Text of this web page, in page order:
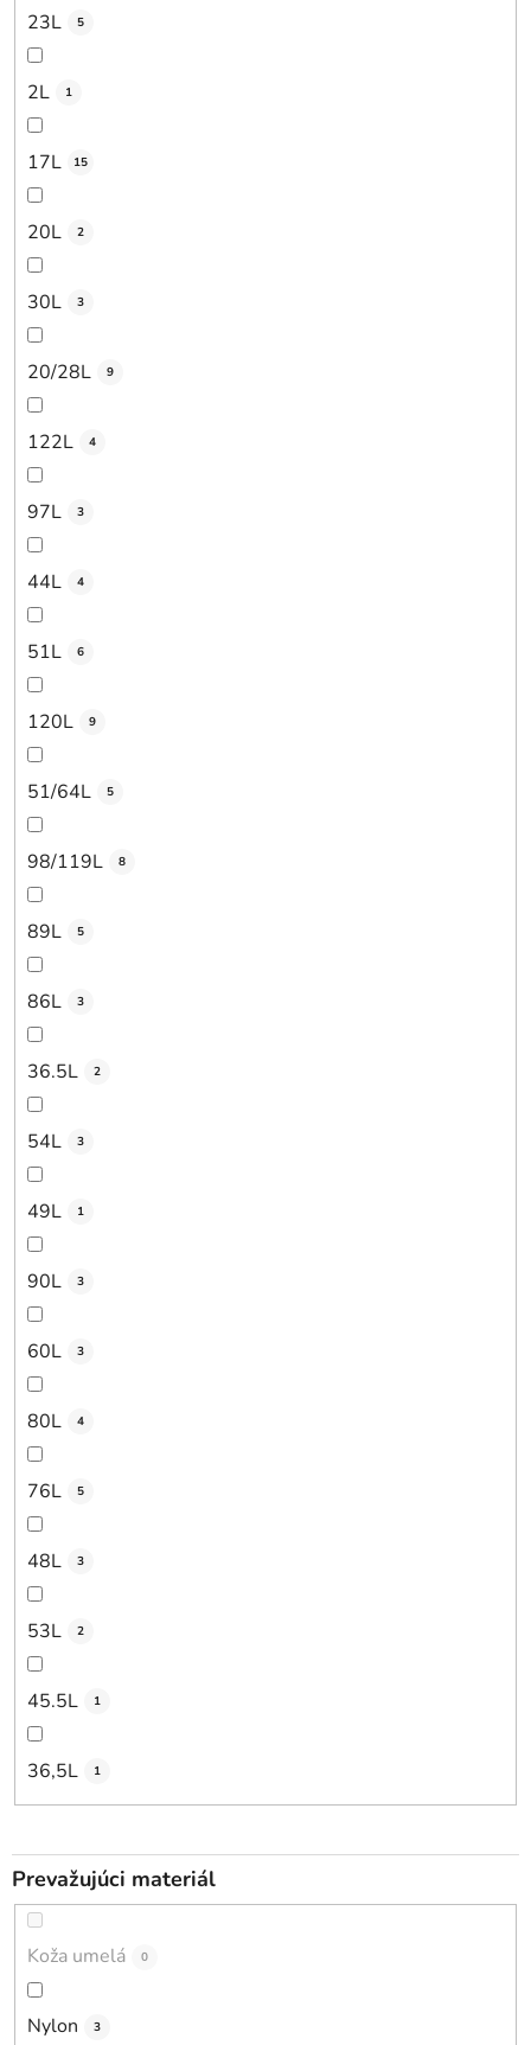
23L 5
2L 1
17L 15
20L 2
30L 3
20/28L 9
122L 4
97L 3
44L 4
51L 6
120L 9
51/64L 5
98/119L 8
89L 5
86L 3
36.5L 2
54L 3
49L 1
90L 3
60L 3
80L 4
76L 5
48L 3
53L 2
45.5L 1
36,5L 1
Prevažujúci materiál
Koža umelá 0
Nylon 3